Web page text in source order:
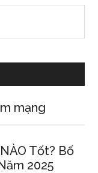
mạng
Tốt? Bố
2025